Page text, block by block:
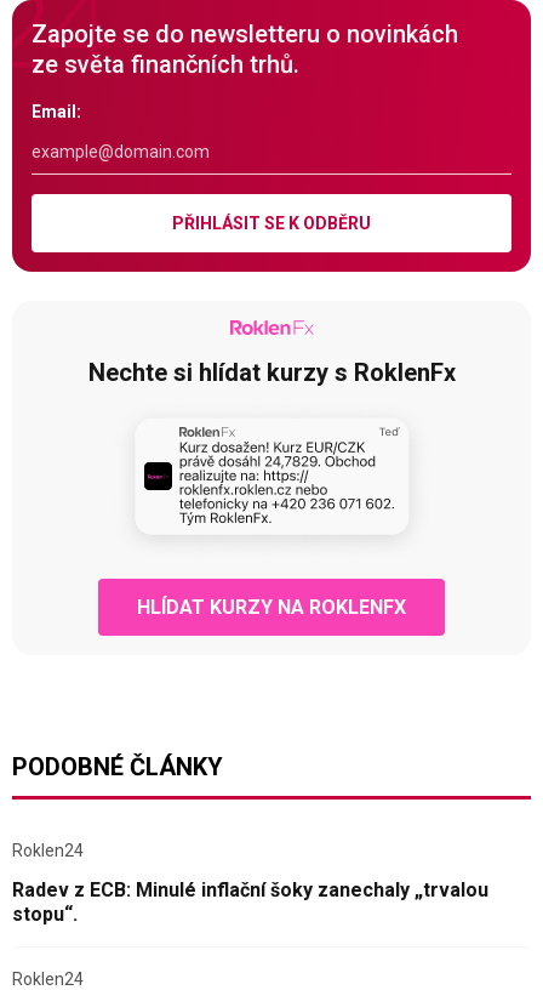
Zapojte se do newsletteru o novinkách
ze světa finančních trhů.
Email:
PŘIHLÁSIT SE K ODBĚRU
Nechte si hlídat kurzy s RoklenFx
HLÍDAT KURZY NA ROKLENFX
PODOBNÉ ČLÁNKY
Roklen24
Radev z ECB: Minulé inflační šoky zanechaly „trvalou
stopu“.
Roklen24